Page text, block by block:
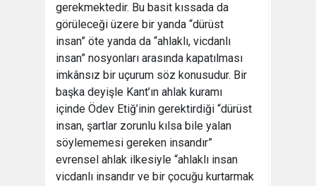
gerekmektedir. Bu basit kıssada da
görüleceği üzere bir yanda “dürüst
insan” öte yanda da “ahlaklı, vicdanlı
insan” nosyonları arasında kapatılması
imkânsız bir uçurum söz konusudur. Bir
başka deyişle Kant’ın ahlak kuramı
içinde Ödev Etiğ’inin gerektirdiği “dürüst
insan, şartlar zorunlu kılsa bile yalan
söylememesi gereken insandır”
evrensel ahlak ilkesiyle “ahlaklı insan
vicdanlı insandır ve bir çocuğu kurtarmak